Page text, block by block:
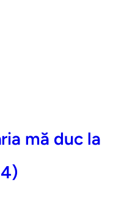
mă duc la